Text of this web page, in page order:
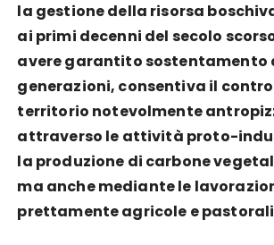
la gestione della risorsa
ai primi decenni del secolo
avere garantito sostentamento
generazioni, consentiva il
territorio notevolmente
attraverso le attività proto-
la produzione di carbone
ma anche mediante le
prettamente agricole e